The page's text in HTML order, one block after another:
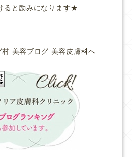
ると励みになります★